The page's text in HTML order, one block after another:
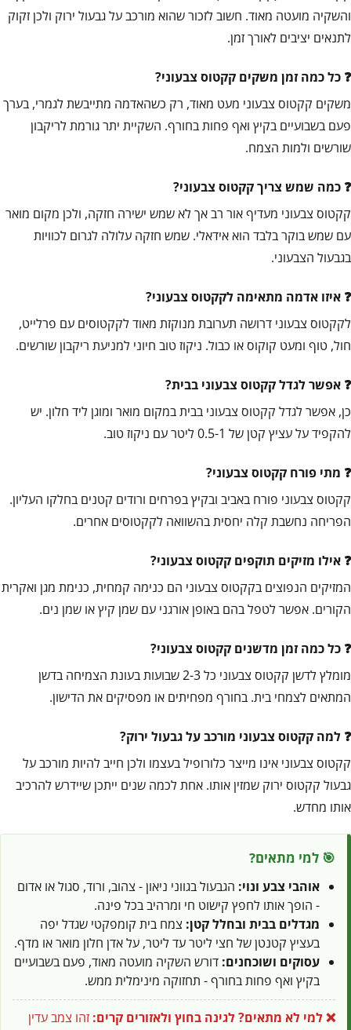
והשקיה מועטה מאוד. חשוב לזכור שהוא מורכב על גבעול ירוק ולכן זקוק
לתנאים יציבים לאורך זמן.
כל כמה זמן משקים קקטוס צבעוני?
משקים קקטוס צבעוני מעט מאוד, רק כשהאדמה מתייבשת לגמרי, בערך
פעם בשבועיים בקיץ ואף פחות בחורף. השקיית יתר גורמת לריקבון
שורשים ולמות הצמח.
כמה שמש צריך קקטוס צבעוני?
קקטוס צבעוני מעדיף אור רב אך לא שמש ישירה חזקה, ולכן מקום מואר
עם שמש בוקר בלבד הוא אידאלי. שמש חזקה עלולה לגרום לכוויות
בגבעול הצבעוני.
איזו אדמה מתאימה לקקטוס צבעוני?
לקקטוס צבעוני דרושה תערובת מנוקזת מאוד לקקטוסים עם פרלייט,
חול, טוף ומעט קוקוס או כבול. ניקוז טוב חיוני למניעת ריקבון שורשים.
אפשר לגדל קקטוס צבעוני בבית?
כן, אפשר לגדל קקטוס צבעוני בבית במקום מואר ומוגן ליד חלון. יש
להקפיד על עציץ קטן של 0.5-1 ליטר עם ניקוז טוב.
מתי פורח קקטוס צבעוני?
קקטוס צבעוני פורח באביב ובקיץ בפרחים ורודים קטנים בחלקו העליון.
הפריחה נחשבת קלה יחסית בהשוואה לקקטוסים אחרים.
אילו מזיקים תוקפים קקטוס צבעוני?
המזיקים הנפוצים בקקטוס צבעוני הם כנימה קמחית, כנימת מגן ואקרית
הקורים. אפשר לטפל בהם באופן אורגני עם שמן קיץ או שמן נים.
כל כמה זמן מדשנים קקטוס צבעוני?
מומלץ לדשן קקטוס צבעוני כל 2-3 שבועות בעונת הצמיחה בדשן
המתאים לצמחי בית. בחורף מפחיתים או מפסיקים את הדישון.
למה קקטוס צבעוני מורכב על גבעול ירוק?
קקטוס צבעוני אינו מייצר כלורופיל בעצמו ולכן חייב להיות מורכב על
גבעול קקטוס ירוק שמזין אותו. אחת לכמה שנים ייתכן שיידרש להרכיב
אותו מחדש.
🎯 למי מתאים?
אוהבי צבע ונוי: הגבעול בגווני ניאון - צהוב, ורוד, סגול או אדום
- הופך אותו לחפץ קישוט חי ומרהיב בכל פינה.
מגדלים בבית ובחלל קטן: צמח בית קומפקטי שגדל יפה
בעציץ קטנטן של חצי ליטר עד ליטר, על אדן חלון מואר או מדף.
עסוקים ושוכחנים: דורש השקיה מועטה מאוד, פעם בשבועיים
בקיץ ואף פחות בחורף - תחזוקה מינימלית ממש.
❌ למי לא מתאים?לגינה בחוץ ולאזורים קרים: זהו צמב עדין